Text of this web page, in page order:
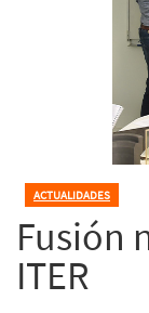
ACTUALIDADES
Fusión
ITER